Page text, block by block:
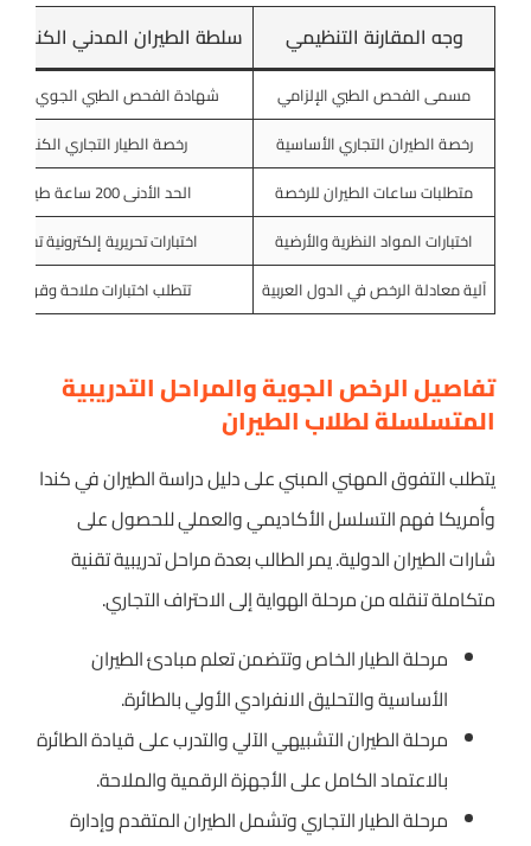
وجه المقارنة التنظيمي سلطة الطيران المدني الكندية Transport Canada
مسمى الفحص الطبي الإلزامي
شهادة الفحص الطبي الجوي من
رخصة الطيران التجاري الأساسية
رخصة الطيار التجاري الكندية
متطلبات ساعات الطيران للرخصة
الحد الأدنى 200 ساعة طيران مسجلة وموثقة
اختبارات المواد النظرية والأرضية
اختبارات تحريرية إلكترونية
آلية معادلة الرخص في الدول العربية
تتطلب اختبارات ملاحة
تفاصيل الرخص الجوية والمراحل التدريبية
المتسلسلة لطلاب الطيران
يتطلب التفوق المهني المبني على دليل دراسة الطيران في كندا
وأمريكا فهم التسلسل الأكاديمي والعملي للحصول على
شارات الطيران الدولية. يمر الطالب بعدة مراحل تدريبية تقنية
متكاملة تنقله من مرحلة الهواية إلى الاحتراف التجاري.
مرحلة الطيار الخاص وتتضمن تعلم مبادئ الطيران
الأساسية والتحليق الانفرادي الأولي بالطائرة.
مرحلة الطيران التشبيهي الآلي والتدرب على قيادة الطائرة
بالاعتماد الكامل على الأجهزة الرقمية والملاحة.
مرحلة الطيار التجاري وتشمل الطيران المتقدم وإدارة